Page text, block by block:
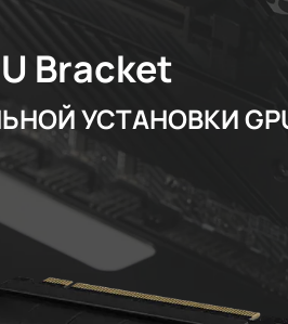
Bracket
УСТАНОВКИ